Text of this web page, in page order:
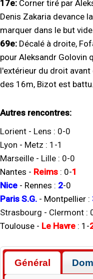
17e: Corner tiré par
Denis Zakaria devance
marquer dans le but
69e: Décalé à droite,
pour Aleksandr Golovin
l'extérieur du droit
des 16m, Bizot est battu.
Autres rencontres:
Lorient - Lens : 0-0
Lyon - Metz : 1 -1
Marseille - Lille : 0-0
Nantes - Reims : 0-1
Nice - Rennes : 2-0
Paris S.G. - Montpellier :
Strasbourg - Clermont :
Toulouse - Le Havre : 1 -
Général